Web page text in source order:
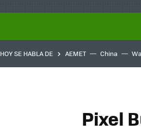
HOY SE HABLA DE AEMET China
Pixel